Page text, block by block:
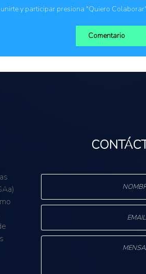
unirte y participar presiona "Quiero
Comentario